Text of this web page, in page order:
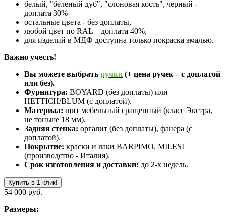
белый, "беленый дуб", "слоновая кость", черный -
доплата 30%
остальные цвета - без доплаты,
любой цвет по RAL – доплата 40%,
для изделий в МДФ доступна только покраска эмалью.
Важно учесть!
Вы можете выбрать ручки (+ цена ручек – с доплатой
или без).
Фурнитура: BOYARD (без доплаты) или
HETTICH/BLUM (с доплатой).
Материал: щит мебельный сращенный (класс Экстра,
не тоньше 18 мм).
Задняя стенка: оргалит (без доплаты), фанера (с
доплатой).
Покрытие: краски и лаки BARPIMO, MILESI
(производство - Италия).
Срок изготовления и доставки: до 2-х недель.
Купить в 1 клик!
54 000 руб.
Размеры: